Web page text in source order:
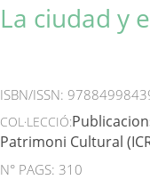
La ciudad y
ISBN/ISSN:
COL·LECCIÓ:
Patrimoni Cultural
N° PAGS: 310